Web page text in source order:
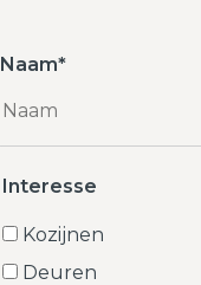
Naam*
Interesse
Kozijnen
Deuren